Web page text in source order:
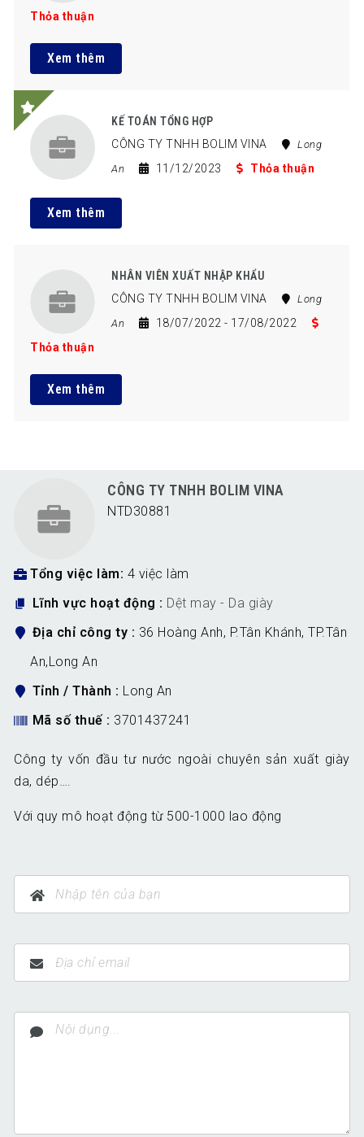
Thỏa thuận
Xem thêm
KẾ TOÁN TỔNG HỢP
CÔNG TY TNHH BOLIM VINA
Long
An
11/12/2023 Thỏa thuận
Xem thêm
NHÂN VIÊN XUẤT NHẬP KHẨU
CÔNG TY TNHH BOLIM VINA
Long
An
18/07/2022- 17/08/2022
Thỏa thuận
Xem thêm
CÔNG TY TNHH BOLIM VINA
NTD30881
Tổng việc làm 4 việc làm
Lĩnh vực hoạt động
Dệt may - Da giày
Địa chỉ công ty
36 Hoàng Anh, P.Tân Khánh, TP.Tân
An,Long An
Tỉnh / Thành
Long An
Mã số thuế
3701437241
Công ty vốn đầu tư nước ngoài chuyên sản xuất giày
da, dép….
Với quy mô hoạt động từ 500-1000 lao động